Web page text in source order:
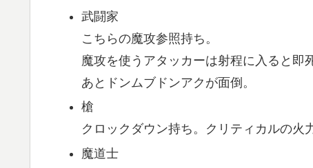
武闘家
こちらの魔攻参照持ち。
魔攻を使うアタッカーは射程に入ると即
あとドンムブドンアクが面倒。
槍
クロックダウン持ち。クリティカルの火
魔道士